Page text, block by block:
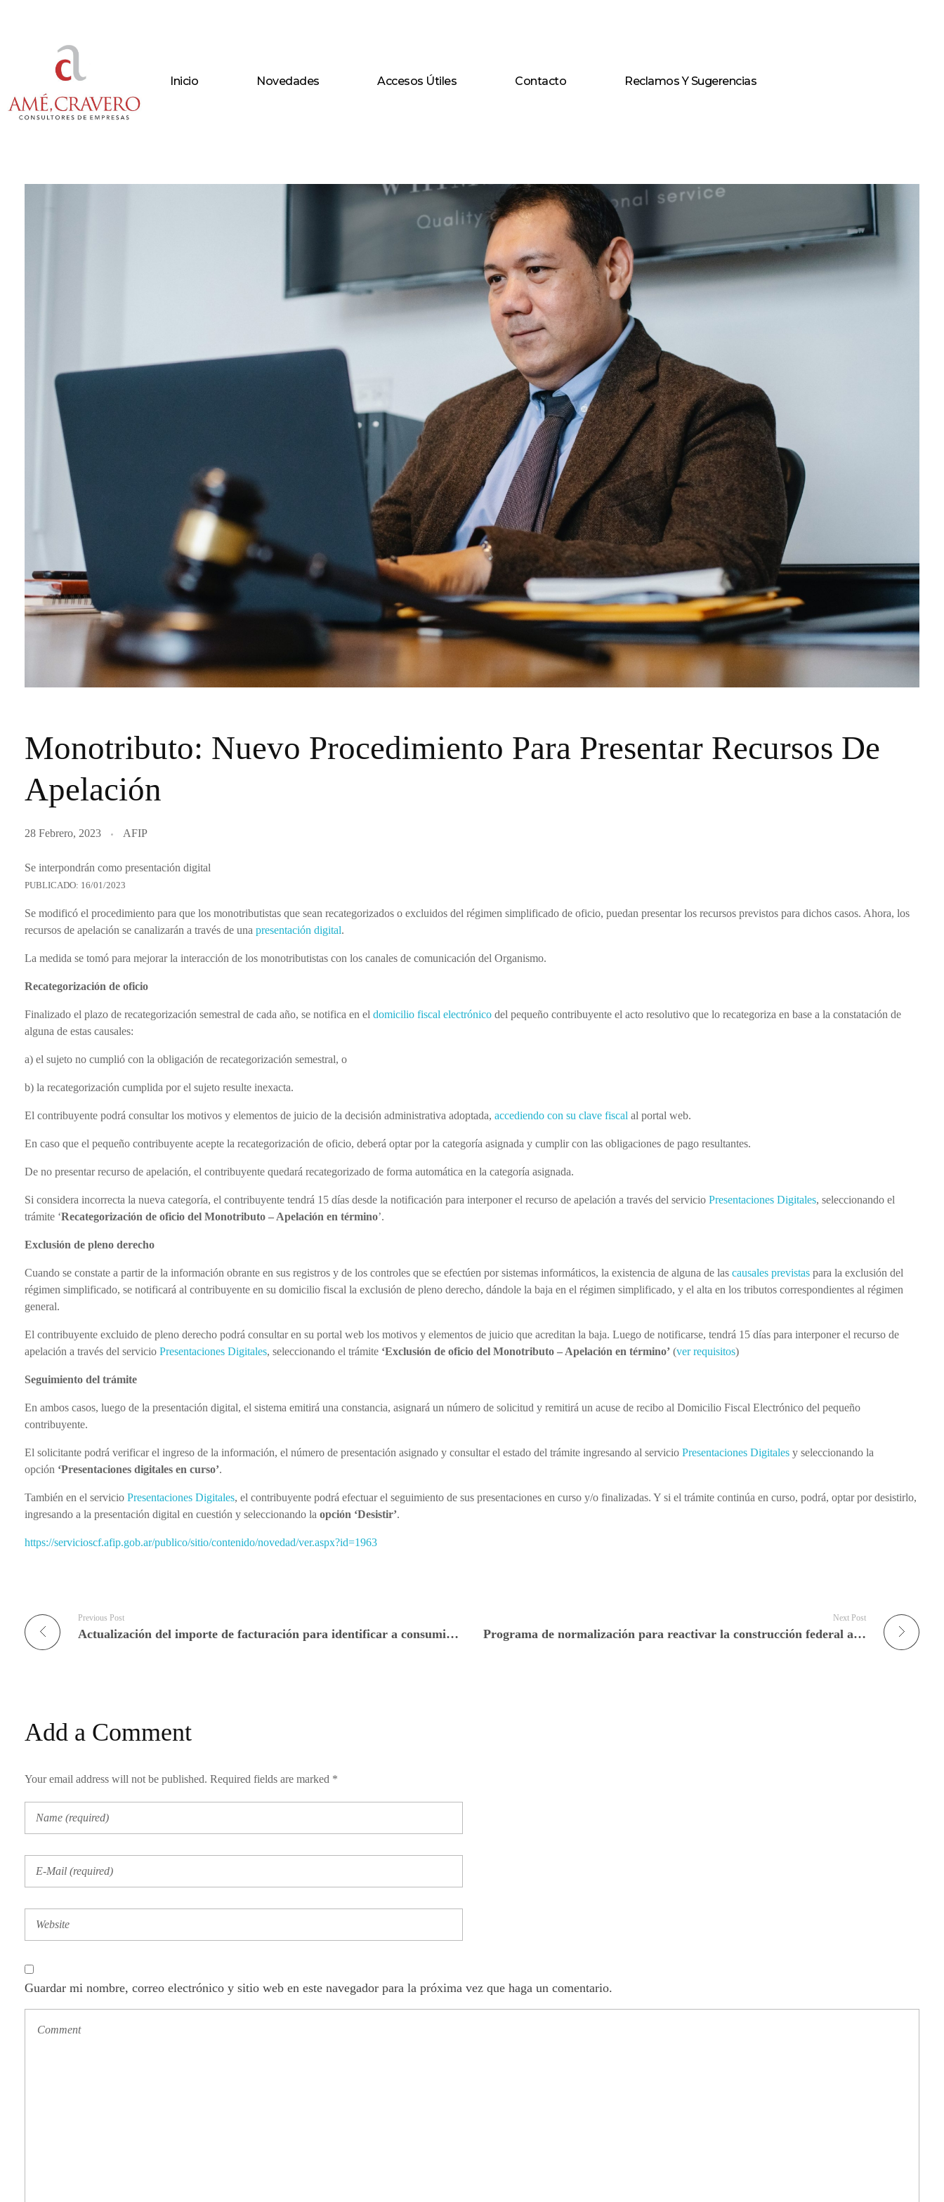
Inicio Novedades Accesos Útiles Contacto Reclamos Y Sugerencias
Monotributo: Nuevo Procedimiento Para Presentar Recursos De
Apelación
28 Febrero, 2023 AFIP
Se interpondrán como presentación digital
PUBLICADO: 16/01/2023
Se modificó el procedimiento para que los monotributistas que sean recategorizados o excluidos del régimen simplificado de oficio, puedan presentar los recursos previstos para dichos casos. Ahora, los
recursos de apelación se canalizarán a través de una presentación digital.
La medida se tomó para mejorar la interacción de los monotributistas con los canales de comunicación del Organismo.
Recategorización de oficio
Finalizado el plazo de recategorización semestral de cada año, se notifica en el domicilio fiscal electrónico del pequeño contribuyente el acto resolutivo que lo recategoriza en base a la constatación de
alguna de estas causales:
a) el sujeto no cumplió con la obligación de recategorización semestral, o
b) la recategorización cumplida por el sujeto resulte inexacta.
El contribuyente podrá consultar los motivos y elementos de juicio de la decisión administrativa adoptada, accediendo con su clave fiscal al portal web.
En caso que el pequeño contribuyente acepte la recategorización de oficio, deberá optar por la categoría asignada y cumplir con las obligaciones de pago resultantes.
De no presentar recurso de apelación, el contribuyente quedará recategorizado de forma automática en la categoría asignada.
Si considera incorrecta la nueva categoría, el contribuyente tendrá 15 días desde la notificación para interponer el recurso de apelación a través del servicio Presentaciones Digitales, seleccionando el
trámite ‘Recategorización de oficio del Monotributo – Apelación en término’.
Exclusión de pleno derecho
Cuando se constate a partir de la información obrante en sus registros y de los controles que se efectúen por sistemas informáticos, la existencia de alguna de las causales previstas para la exclusión del
régimen simplificado, se notificará al contribuyente en su domicilio fiscal la exclusión de pleno derecho, dándole la baja en el régimen simplificado, y el alta en los tributos correspondientes al régimen
general.
El contribuyente excluido de pleno derecho podrá consultar en su portal web los motivos y elementos de juicio que acreditan la baja. Luego de notificarse, tendrá 15 días para interponer el recurso de
apelación a través del servicio Presentaciones Digitales, seleccionando el trámite ‘Exclusión de oficio del Monotributo – Apelación en término’ (ver requisitos)
Seguimiento del trámite
En ambos casos, luego de la presentación digital, el sistema emitirá una constancia, asignará un número de solicitud y remitirá un acuse de recibo al Domicilio Fiscal Electrónico del pequeño
contribuyente.
El solicitante podrá verificar el ingreso de la información, el número de presentación asignado y consultar el estado del trámite ingresando al servicio Presentaciones Digitales y seleccionando la
opción ‘Presentaciones digitales en curso’.
También en el servicio Presentaciones Digitales, el contribuyente podrá efectuar el seguimiento de sus presentaciones en curso y/o finalizadas. Y si el trámite continúa en curso, podrá, optar por desistirlo,
ingresando a la presentación digital en cuestión y seleccionando la opción ‘Desistir’.
https://servicioscf.afip.gob.ar/publico/sitio/contenido/novedad/ver.aspx?id=1963
Previous Post
Actualización del importe de facturación para identificar a consumidores finales
Next Post
Programa de normalización para reactivar la construcción federal argentina
Add a Comment
Your email address will not be published. Required fields are marked *
Guardar mi nombre, correo electrónico y sitio web en este navegador para la próxima vez que haga un comentario.